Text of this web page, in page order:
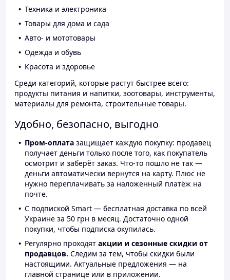
Техника и электроника
Товары для дома и сада
Авто- и мототовары
Одежда и обувь
Красота и здоровье
Среди категорий, которые растут быстрее всего:
продукты питания и напитки, зоотовары, инструменты,
материалы для ремонта, строительные товары.
Удобно, безопасно, выгодно
Пром-оплата защищает каждую покупку: продавец
получает деньги только после того, как покупатель
осмотрит и заберёт заказ. Что-то пошло не так —
деньги автоматически вернутся на карту. Плюс не
нужно переплачивать за наложенный платёж на
почте.
С подпиской Smart — бесплатная доставка по всей
Украине за 50 грн в месяц. Достаточно одной
покупки, чтобы подписка окупилась.
Регулярно проходят акции и сезонные скидки от
продавцов. Следим за тем, чтобы скидки были
настоящими. Актуальные предложения — на
главной странице или в приложении.